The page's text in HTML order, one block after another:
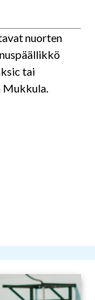
nuorten
tai
Mukkula.